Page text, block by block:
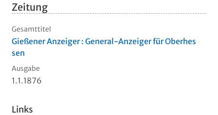
Zeitung
Gesamttitel
Gießener Anzeiger : General-Anzeiger für Oberhes
sen
Ausgabe
1.1.1876
Links